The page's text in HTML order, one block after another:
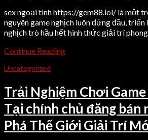
sex ngoại tình https://gem88.lol/ là một
nguyên game nghịch luôn đứng đầu,
nghịch trò hầu hết hình thức giải trí
Continue Reading
Uncategorized
Trải Nghiệm Chơi
Tại chính chủ đăng bán
Phá Thế Giới Giải Trí